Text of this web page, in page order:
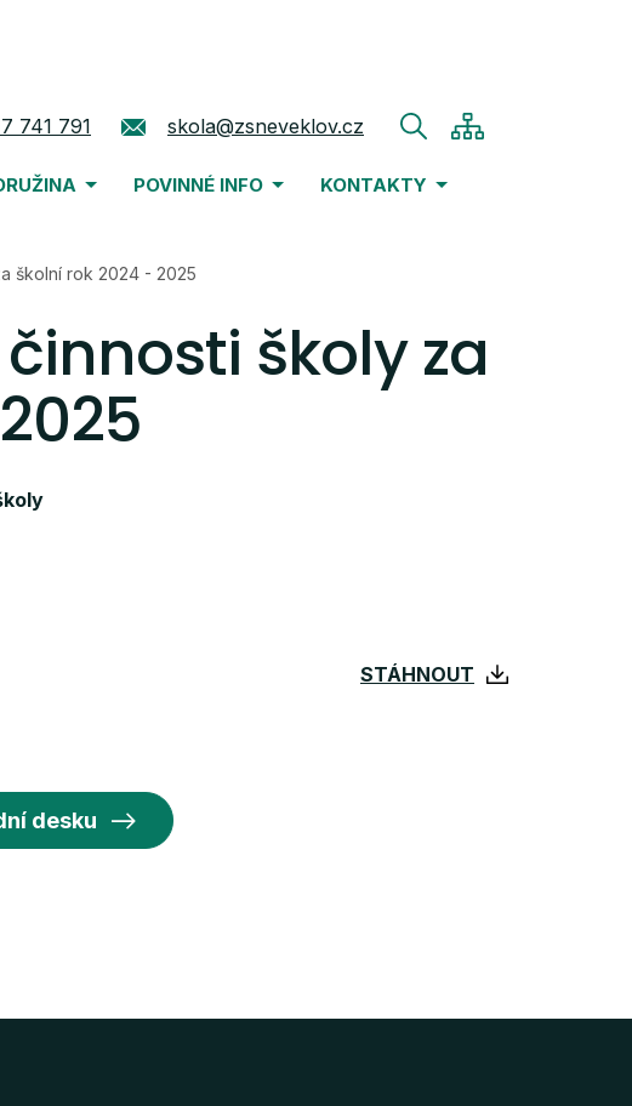
741 791 skola@zsneveklov.cz
POVINNÉ INFO KONTAKTY
školní rok 2024 - 2025
školy za
STÁHNOUT
desku